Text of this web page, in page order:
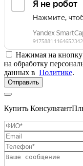
Нажимая на
на обработку
данных в Политике.
Отправить
Купить